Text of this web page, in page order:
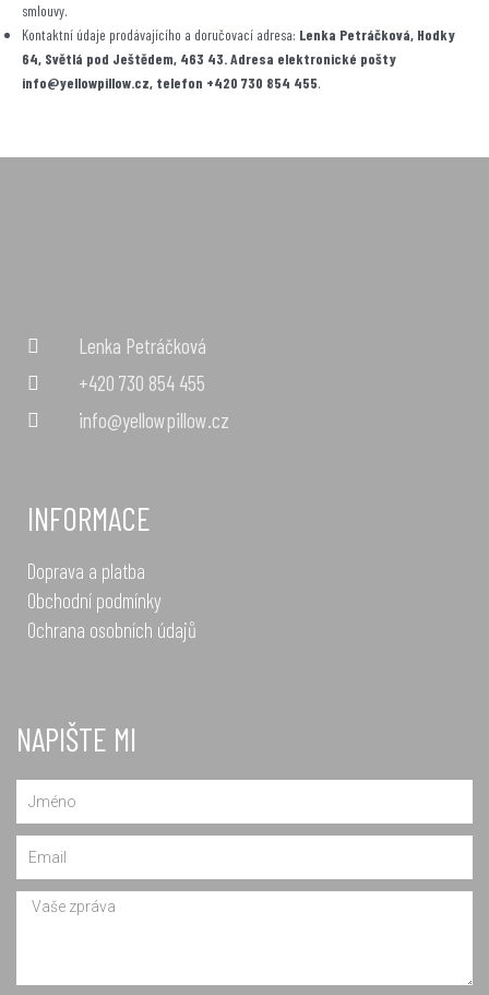
smlouvy.
Kontaktní údaje prodávajícího a doručovací adresa: Lenka Petráčková, Hodky
64, Světlá pod Ještědem, 463 43. Adresa elektronické pošty
info@yellowpillow.cz, telefon +420 730 854 455.
Lenka Petráčková
+420 730 854 455
info@yellowpillow.cz
INFORMACE
Doprava a platba
Obchodní podmínky
Ochrana osobních údajů
NAPIŠTE MI
Message